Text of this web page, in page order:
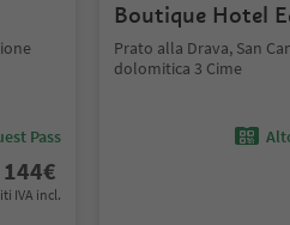
Pass
144€
IVA incl.
Boutique Hotel
Prato alla Drava, San
dolomitica 3 Cime